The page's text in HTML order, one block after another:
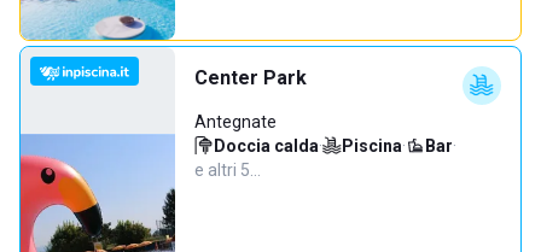
Center Park
Antegnate
Doccia calda· Piscina· Bar·
e altri 5…